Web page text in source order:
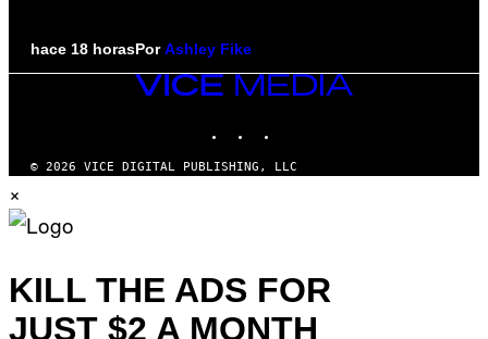
hace 18 horasPorAshley Fike
VICE
© 2026 VICE DIGITAL PUBLISHING, LLC
×
KILL THE ADS FOR
JUST $2 A MONTH